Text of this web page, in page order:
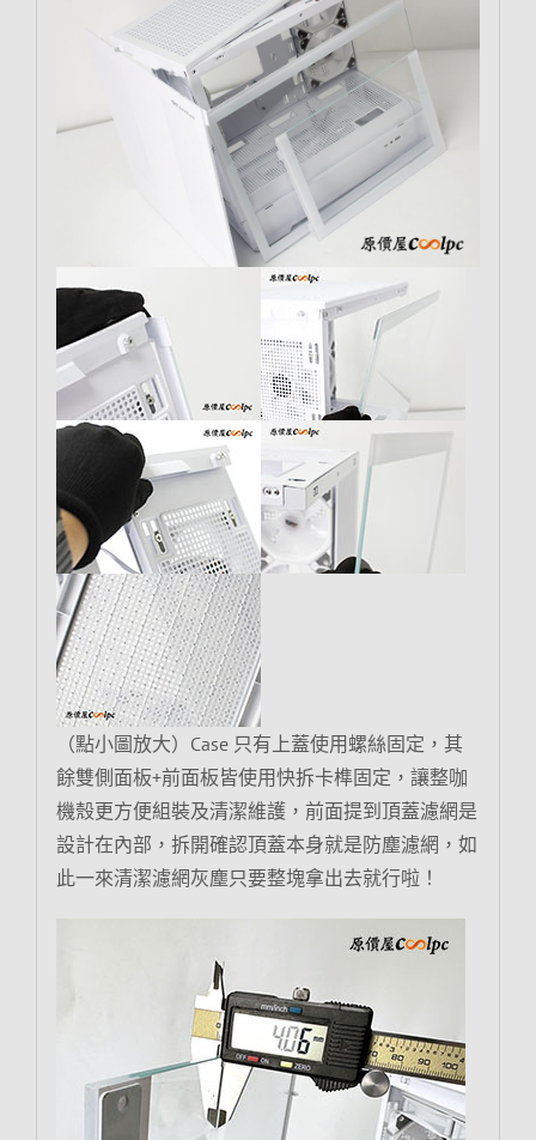
（點小圖放大）Case 只有上蓋使用螺絲固定，其
餘雙側面板+前面板皆使用快拆卡榫固定，讓整咖
機殼更方便組裝及清潔維護，前面提到頂蓋濾網是
設計在內部，拆開確認頂蓋本身就是防塵濾網，如
此一來清潔濾網灰塵只要整塊拿出去就行啦！